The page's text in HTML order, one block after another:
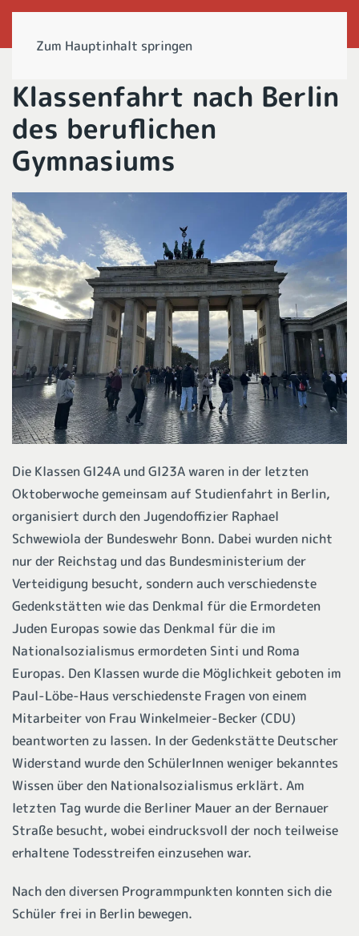
Zum Hauptinhalt springen
Klassenfahrt nach Berlin
des beruflichen
Gymnasiums
Die Klassen GI24A und GI23A waren in der letzten
Oktoberwoche gemeinsam auf Studienfahrt in Berlin,
organisiert durch den Jugendoffizier Raphael
Schwewiola der Bundeswehr Bonn. Dabei wurden nicht
nur der Reichstag und das Bundesministerium der
Verteidigung besucht, sondern auch verschiedenste
Gedenkstätten wie das Denkmal für die Ermordeten
Juden Europas sowie das Denkmal für die im
Nationalsozialismus ermordeten Sinti und Roma
Europas. Den Klassen wurde die Möglichkeit geboten im
Paul-Löbe-Haus verschiedenste Fragen von einem
Mitarbeiter von Frau Winkelmeier-Becker (CDU)
beantworten zu lassen. In der Gedenkstätte Deutscher
Widerstand wurde den SchülerInnen weniger bekanntes
Wissen über den Nationalsozialismus erklärt. Am
letzten Tag wurde die Berliner Mauer an der Bernauer
Straße besucht, wobei eindrucksvoll der noch teilweise
erhaltene Todesstreifen einzusehen war.
Nach den diversen Programmpunkten konnten sich die
Schüler frei in Berlin bewegen.